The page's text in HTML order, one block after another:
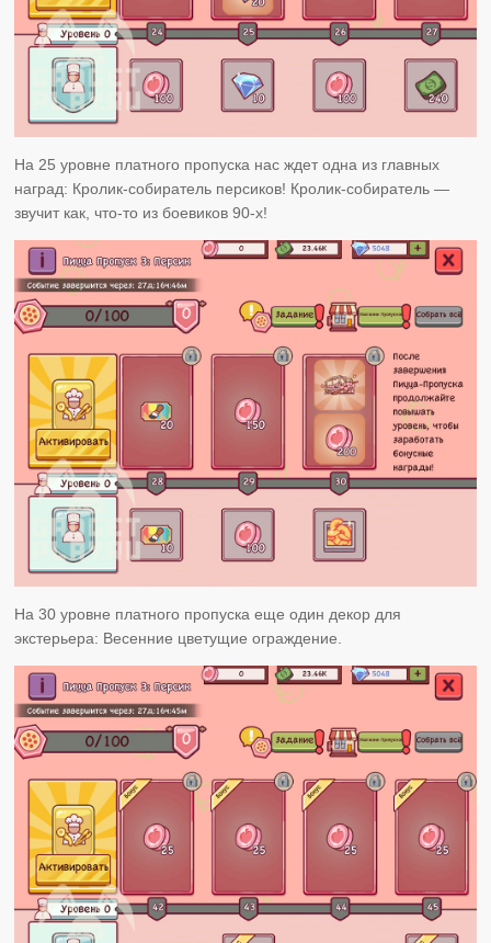
На 25 уровне платного пропуска нас ждет одна из главных
наград: Кролик-собиратель персиков! Кролик-собиратель —
звучит как, что-то из боевиков 90-х!
На 30 уровне платного пропуска еще один декор для
экстерьера: Весенние цветущие ограждение.